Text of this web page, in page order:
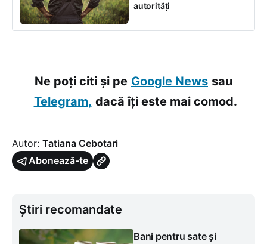
autorități
Ne poți citi și pe Google News sau
Telegram, dacă îți este mai comod.
Autor: Tatiana Cebotari
Abonează-te
Știri recomandate
Bani pentru sate și